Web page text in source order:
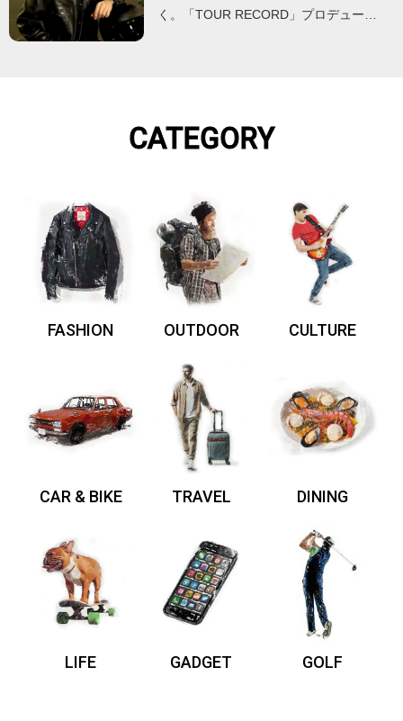
く。「TOUR RECORD」プロデュー…
CATEGORY
FASHION OUTDOOR CULTURE
CAR & BIKE TRAVEL DINING
LIFE GADGET GOLF